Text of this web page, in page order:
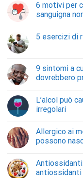
6 motivi per
sanguigna
5 esercizi di
9 sintomi a
dovrebbero
L’alcol può
irregolari
Allergico ai
possono
antiossidanti